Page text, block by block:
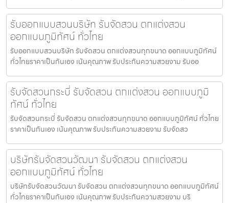
รับออกแบบสวนบริษัท รับจัดสวน ตกแต่งสวน
ออกแบบภูมิทัศน์ ทั่วไทย
รับออกแบบสวนบริษัท รับจัดสวน ตกแต่งสวนทุกขนาด ออกแบบภูมิทัศน์
ทั่วไทยราคาเป็นกันเอง เน้นคุณภาพ รับประกันความสวยงาม รับออ
รับจัดสวนกระบี่ รับจัดสวน ตกแต่งสวน ออกแบบภูมิ
ทัศน์ ทั่วไทย
รับจัดสวนกระบี่ รับจัดสวน ตกแต่งสวนทุกขนาด ออกแบบภูมิทัศน์ ทั่วไทย
ราคาเป็นกันเอง เน้นคุณภาพ รับประกันความสวยงาม รับจัดสว
บริษัทรับจัดสวนวัฒนา รับจัดสวน ตกแต่งสวน
ออกแบบภูมิทัศน์ ทั่วไทย
บริษัทรับจัดสวนวัฒนา รับจัดสวน ตกแต่งสวนทุกขนาด ออกแบบภูมิทัศน์
ทั่วไทยราคาเป็นกันเอง เน้นคุณภาพ รับประกันความสวยงาม บริ